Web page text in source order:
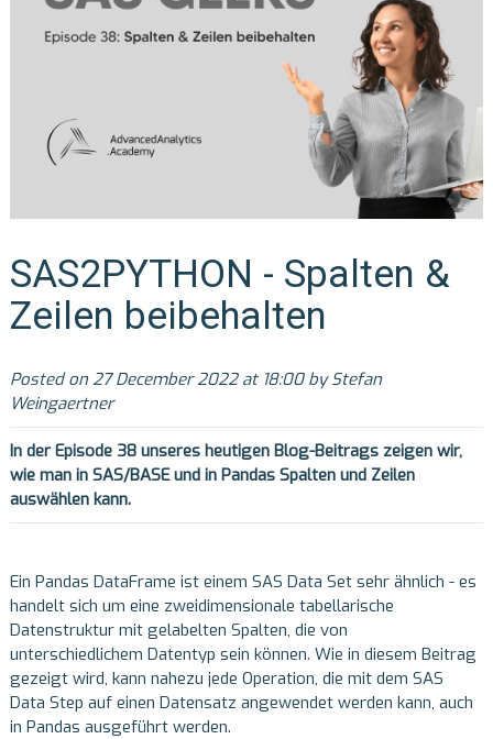
SAS2PYTHON - Spalten &
Zeilen beibehalten
Posted on 27 December 2022 at 18:00 by Stefan
Weingaertner
In der Episode 38 unseres heutigen Blog-Beitrags zeigen wir,
wie man in SAS/BASE und in Pandas Spalten und Zeilen
auswählen kann.
Ein Pandas DataFrame ist einem SAS Data Set sehr ähnlich - es
handelt sich um eine zweidimensionale tabellarische
Datenstruktur mit gelabelten Spalten, die von
unterschiedlichem Datentyp sein können. Wie in diesem Beitrag
gezeigt wird, kann nahezu jede Operation, die mit dem SAS
Data Step auf einen Datensatz angewendet werden kann, auch
in Pandas ausgeführt werden.